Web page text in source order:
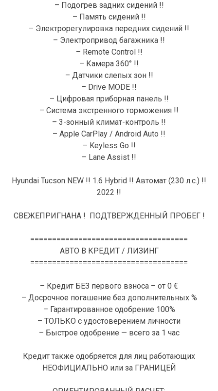
– Подогрев задних сидений !!
– Память сидений !!
– Электрорегулировка передних сидений !!
– Электропривод багажника !!
– Remote Control !!
– Камера 360° !!
– Датчики слепых зон !!
– Drive MODE !!
– Цифровая приборная панель !!
– Система экстренного торможения !!
– 3-зонный климат-контроль !!
– Apple CarPlay / Android Auto !!
– Keyless Go !!
– Lane Assist !!
Hyundai Tucson NEW !! 1.6 Hybrid !! Автомат (230 л.с.) !!
2022 !!
СВЕЖЕПРИГНАНА ! ПОДТВЕРЖДЕННЫЙ ПРОБЕГ !
====================================
АВТО В КРЕДИТ / ЛИЗИНГ
====================================
– Кредит БЕЗ первого взноса – от 0 €
– Досрочное погашение без дополнительных %
– Гарантированное одобрение 100%
– ТОЛЬКО с удостоверением личности
– Быстрое одобрение — всего за 1 час
Кредит также одобряется для лиц работающих
НЕОФИЦИАЛЬНО или за ГРАНИЦЕЙ